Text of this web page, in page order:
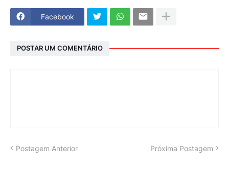
Facebook
POSTAR UM COMENTÁRIO
Postagem Anterior Próxima Postagem